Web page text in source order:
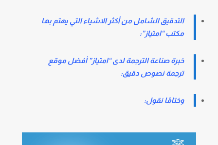
التدقيق الشامل من أكثر الاشياء التي يهتم بها
مكتب “امتياز”:
خبرة صناعة الترجمة لدى “امتياز” أفضل موقع
ترجمة نصوص دقيق:
وختامًا نقول:
مشغل